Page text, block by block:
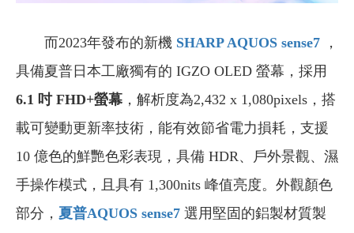
而2023年發布的新機 SHARP AQUOS sense7 ，
具備夏普日本工廠獨有的 IGZO OLED 螢幕，採用
6.1 吋 FHD+螢幕 ，解析度為2,432 x 1,080pixels，搭
載可變動更新率技術，能有效節省電力損耗，支援
10 億色的鮮艷色彩表現，具備 HDR、戶外景觀、濕
手操作模式，且具有 1,300nits 峰值亮度。外觀顏色
部分， 夏普AQUOS sense7 選用堅固的鋁製材質製